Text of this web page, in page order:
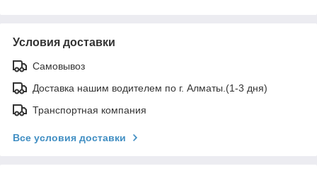
Условия доставки
Самовывоз
Доставка нашим водителем по г. Алматы.(1-3 дня)
Транспортная компания
Все условия доставки